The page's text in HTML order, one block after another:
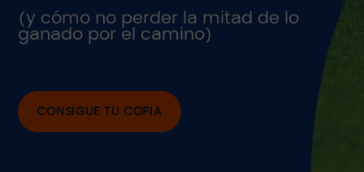
(y cómo no perder la mitad de lo
ganado por el camino)
CONSIGUE TU COPIA